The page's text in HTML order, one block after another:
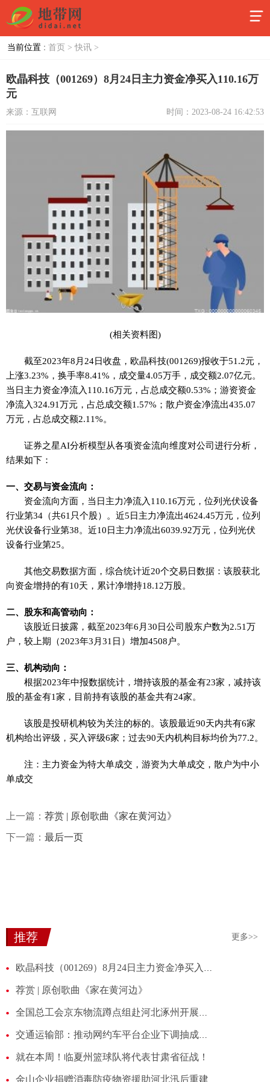
当前位置 : 首页 >快讯 >
欧晶科技（001269）8月24日主力资金净买入110.16万
元
来源：互联网 时间：2023-08-24 16:42:53
(相关资料图)
截至2023年8月24日收盘，欧晶科技(001269)报收于51.2元，
上涨3.23%，换手率8.41%，成交量4.05万手，成交额2.07亿元。
当日主力资金净流入110.16万元，占总成交额0.53%；游资资金
净流入324.91万元，占总成交额1.57%；散户资金净流出435.07
万元，占总成交额2.11%。
证券之星AI分析模型从各项资金流向维度对公司进行分析，
结果如下：
一、交易与资金流向：
资金流向方面，当日主力净流入110.16万元，位列光伏设备
行业第34（共61只个股）。近5日主力净流出4624.45万元，位列
光伏设备行业第38。近10日主力净流出6039.92万元，位列光伏
设备行业第25。
其他交易数据方面，综合统计近20个交易日数据：该股获北
向资金增持的有10天，累计净增持18.12万股。
二、股东和高管动向：
该股近日披露，截至2023年6月30日公司股东户数为2.51万
户，较上期（2023年3月31日）增加4508户。
三、机构动向：
根据2023年中报数据统计，增持该股的基金有23家，减持该
股的基金有1家，目前持有该股的基金共有24家。
该股是投研机构较为关注的标的。该股最近90天内共有6家
机构给出评级，买入评级6家；过去90天内机构目标均价为77.2。
注：主力资金为特大单成交，游资为大单成交，散户为中小
单成交
上一篇： 荐赏 | 原创歌曲《家在黄河边》
下一篇： 最后一页
推荐 更多>>
荐赏 | 原创歌曲《家在黄河边》
就在本周！临夏州篮球队将代表甘肃省征战！
金山企业捐赠消毒防疫物资援助河北汛后重建